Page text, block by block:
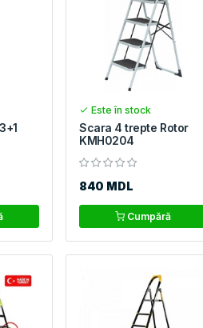
Este în stock
Scara 4 trepte Rotor
KMH0204
840 MDL
Cumpără